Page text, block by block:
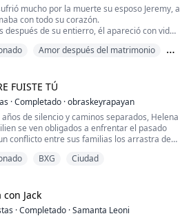
por la muerte su esposo Jeremy, a
con todo su corazón.
después de su entierro, él apareció con vida,
no esperaba la gran decepción que él le
y reanudó la relación con su antigua ...
Amor después del matrimonio
FUISTE TÚ
·Completado ·obraskeyrapayan
años de silencio y caminos separados, Helena
se ven obligados a enfrentar el pasado
conflicto entre sus familias los arrastra de
no solo marcó el final de su matrimonio,
como un reencuentro lleno de
BXG Ciudad
Jack
·Completado ·Samanta Leoni